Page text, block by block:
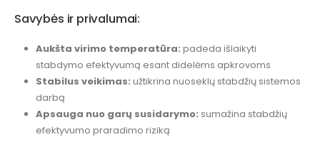
Savybės ir privalumai:
Aukšta virimo temperatūra: padeda išlaikyti
stabdymo efektyvumą esant didelėms apkrovoms
Stabilus veikimas: užtikrina nuoseklų stabdžių sistemos
darbą
Apsauga nuo garų susidarymo: sumažina stabdžių
efektyvumo praradimo riziką